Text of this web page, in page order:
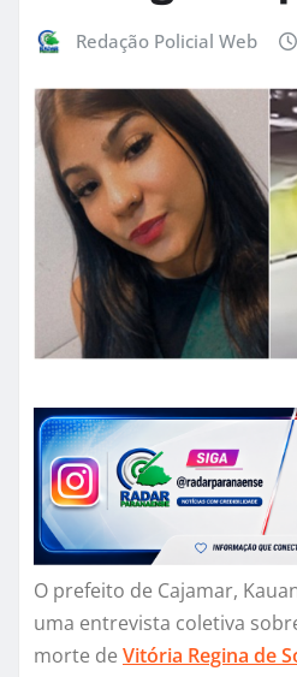
Redação Policial Web
O prefeito de Cajamar,
uma entrevista coletiva
morte de Vitória Regina de